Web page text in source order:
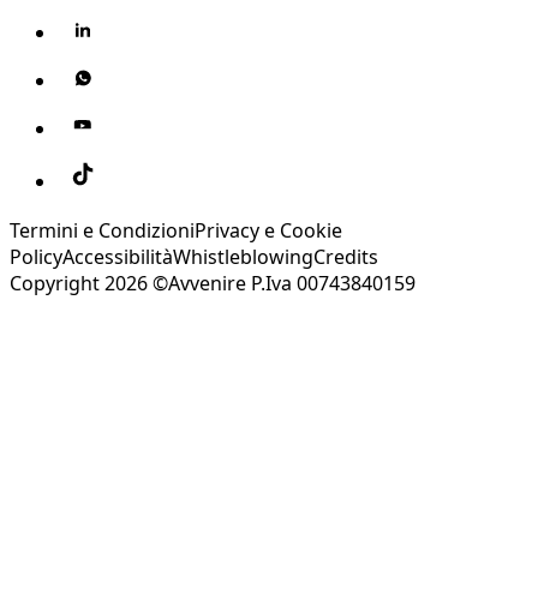
Termini e CondizioniPrivacy e Cookie
PolicyAccessibilitàWhistleblowingCredits
Copyright 2026 ©Avvenire P.Iva 00743840159